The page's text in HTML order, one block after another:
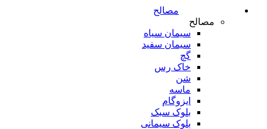
مصالح
مصالح
سیمان سیاه
سیمان سفید
گچ
خاک رس
شن
ماسه
ایزوگام
بلوک سبک
بلوک سیمانی